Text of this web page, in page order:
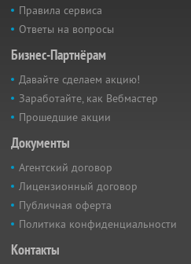
Правила сервиса
Ответы на вопросы
Бизнес-Партнёрам
Давайте сделаем акцию!
Заработайте, как Вебмастер
Прошедшие акции
Документы
Агентский договор
Лицензионный договор
Публичная оферта
Политика конфиденциальности
Контакты